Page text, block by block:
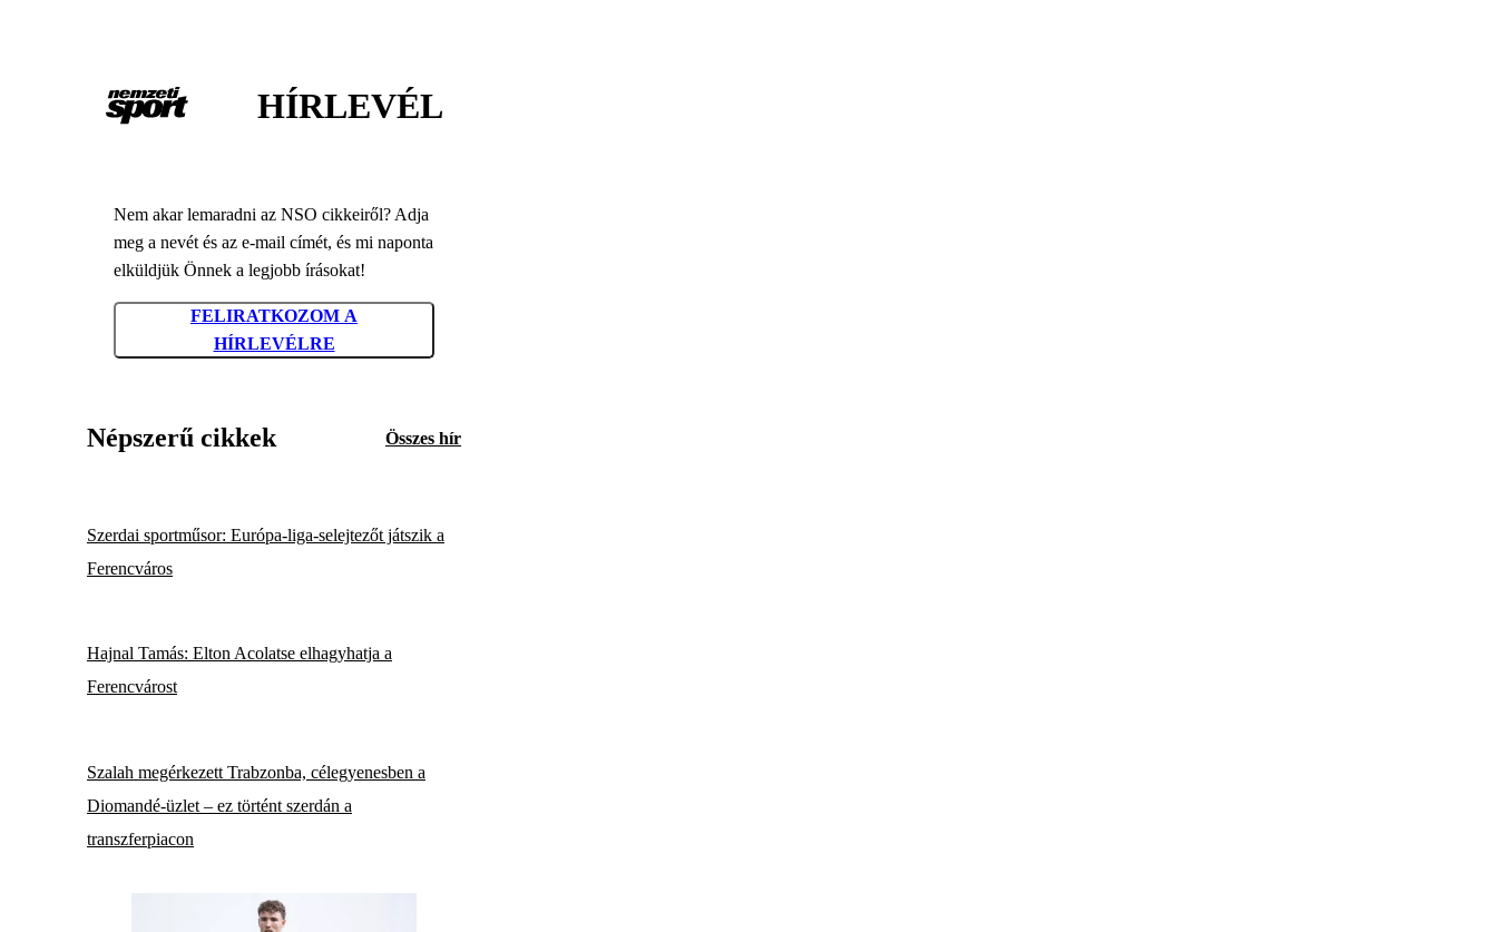
HÍRLEVÉL
Nem akar lemaradni az NSO cikkeiről? Adja
meg a nevét és az e-mail címét, és mi naponta
elküldjük Önnek a legjobb írásokat!
FELIRATKOZOM A
HÍRLEVÉLRE
Népszerű cikkek Összes hír
Szerdai sportműsor: Európa-liga-selejtezőt játszik a
Ferencváros
Hajnal Tamás: Elton Acolatse elhagyhatja a
Ferencvárost
Szalah megérkezett Trabzonba, célegyenesben a
Diomandé-üzlet – ez történt szerdán a
transzferpiacon